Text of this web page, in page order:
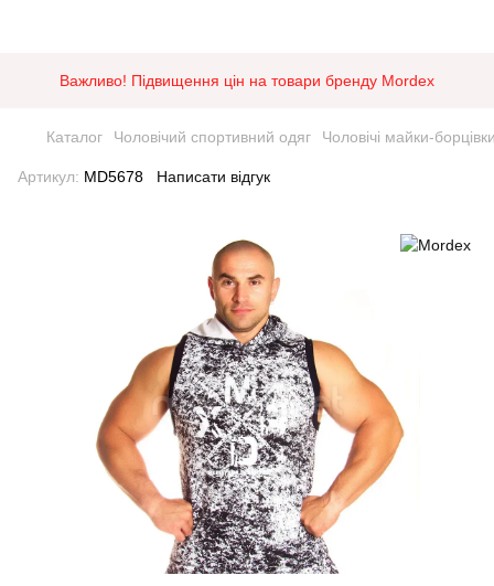
Важливо! Підвищення цін на товари бренду Mordex
Каталог Чоловічий спортивний одяг Чоловічі майки-
Артикул: MD5678 Написати відгук